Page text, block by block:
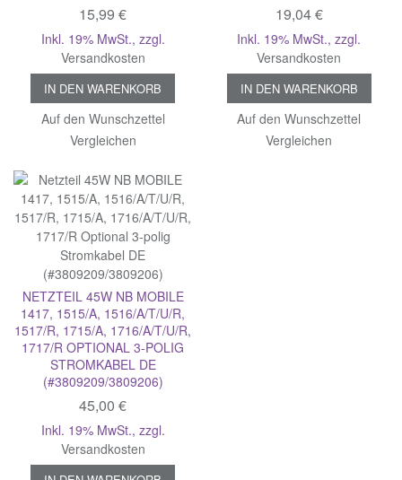
15,99 €
Inkl. 19% MwSt., zzgl.
Versandkosten
IN DEN WARENKORB
Auf den Wunschzettel
Vergleichen
19,04 €
Inkl. 19% MwSt.,zzgl.
Versandkosten
IN DEN WARENKORB
Auf den Wunschzettel
Vergleichen
NETZTEIL 45W NB MOBILE
1417, 1515/A, 1516/A/T/U/R,
1517/R, 1715/A, 1716/A/T/U/R,
1717/R OPTIONAL 3-POLIG
STROMKABEL DE
(#3809209/3809206)
45,00 €
Inkl. 19% MwSt., zzgl.
Versandkosten